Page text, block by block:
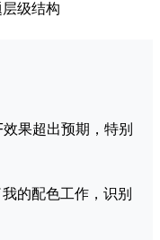
级结构
果超出预期，特别
的配色工作，识别